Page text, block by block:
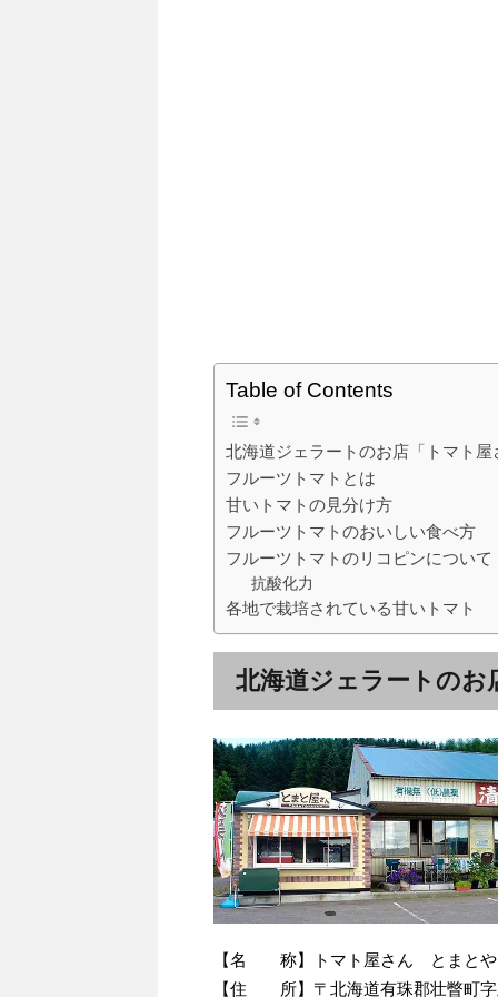
Table of Contents
北海道ジェラートのお店「トマト屋
フルーツトマトとは
甘いトマトの見分け方
フルーツトマトのおいしい食べ方
フルーツトマトのリコピンについて
抗酸化力
各地で栽培されている甘いトマト
北海道ジェラートのお
【名 称】トマト屋さん とまとや
【住 所】〒北海道有珠郡壮瞥町字